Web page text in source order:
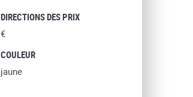
DIRECTIONS DES PRIX
€
COULEUR
jaune